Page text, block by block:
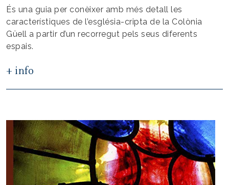
És una guia per conèixer amb més detall les
característiques de l’església-cripta de la Colònia
Güell a partir d’un recorregut pels seus diferents
espais.
+ info